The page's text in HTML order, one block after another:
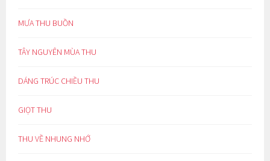
MƯA THU BUỒN
TÂY NGUYÊN MÙA THU
DÁNG TRÚC CHIỀU THU
GIỌT THU
THU VỀ NHUNG NHỚ